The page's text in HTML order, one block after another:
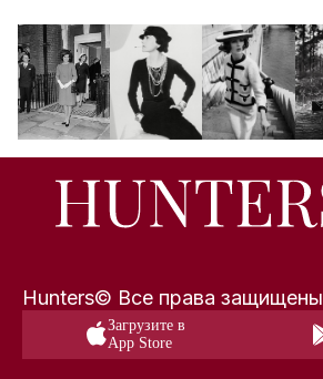
Hunters© Все права защищены
Загрузите в
App Store